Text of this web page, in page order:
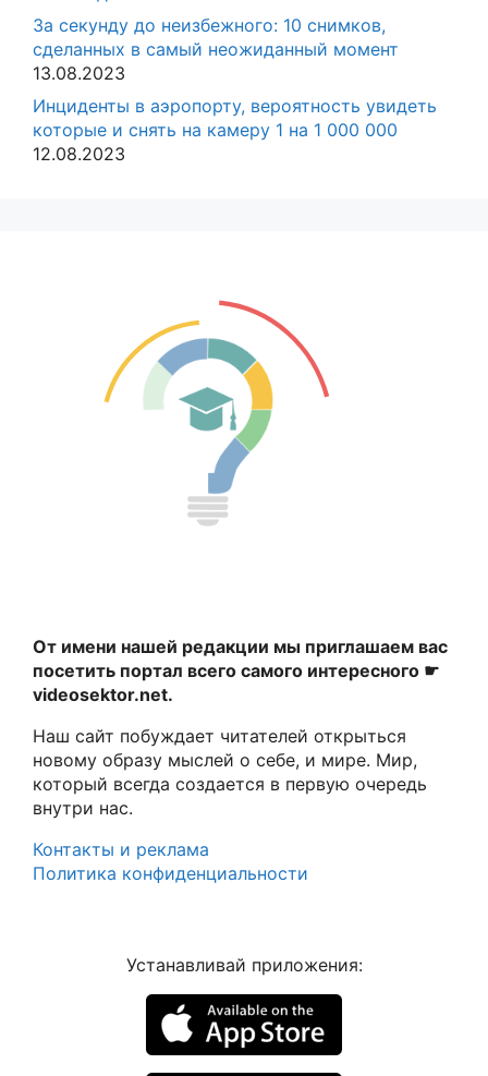
За секунду до неизбежного: 10 снимков,
сделанных в самый неожиданный момент
13.08.2023
Инциденты в аэропорту, вероятность увидеть
которые и снять на камеру 1 на 1 000 000
12.08.2023
От имени нашей редакции мы приглашаем вас
посетить портал всего самого интересного ☛
videosektor.net.
Наш сайт побуждает читателей открыться
новому образу мыслей о себе, и мире. Мир,
который всегда создается в первую очередь
внутри нас.
Контакты и реклама
Политика конфиденциальности
Устанавливай приложения: